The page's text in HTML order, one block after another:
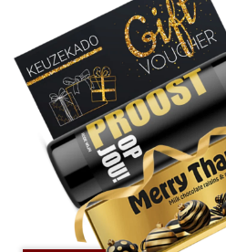
€45 tot €50
€50 tot €55
€55 tot €75
€75 tot €100
€100 en hoger
Alle kerstpakketten 2026